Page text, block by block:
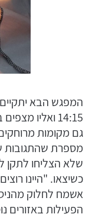
14:15 ואליו
גם מקומות
מספרת שהתגובות
שלא הצליחו לתקן
כשיצאו. "היינו
אשמח לחלוק
הפעילות באזורים